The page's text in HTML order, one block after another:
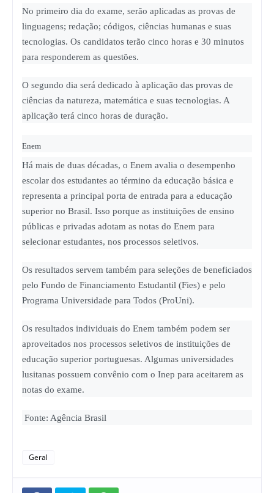
No primeiro dia do exame, serão aplicadas as provas de
linguagens; redação; códigos, ciências humanas e suas
tecnologias. Os candidatos terão cinco horas e 30 minutos
para responderem as questões.
O segundo dia será dedicado à aplicação das provas de
ciências da natureza, matemática e suas tecnologias. A
aplicação terá cinco horas de duração.
Enem
Há mais de duas décadas, o Enem avalia o desempenho
escolar dos estudantes ao término da educação básica e
representa a principal porta de entrada para a educação
superior no Brasil. Isso porque as instituições de ensino
públicas e privadas adotam as notas do Enem para
selecionar estudantes, nos processos seletivos.
Os resultados servem também para seleções de beneficiados
pelo Fundo de Financiamento Estudantil (Fies) e pelo
Programa Universidade para Todos (ProUni).
Os resultados individuais do Enem também podem ser
aproveitados nos processos seletivos de instituições de
educação superior portuguesas. Algumas universidades
lusitanas possuem convênio com o Inep para aceitarem as
notas do exame.
Fonte: Agência Brasil
Geral